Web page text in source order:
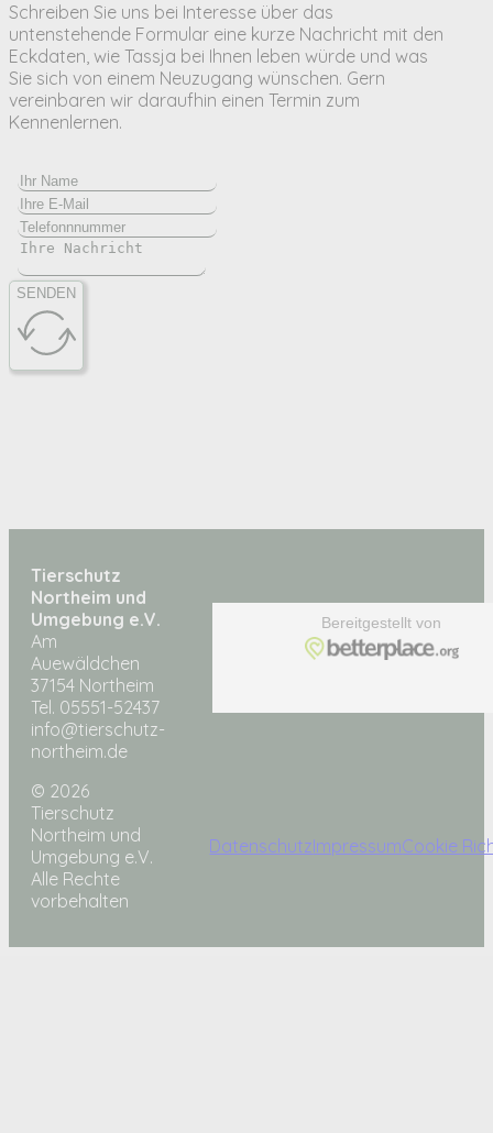
Schreiben Sie uns bei Interesse über das
untenstehende Formular eine kurze Nachricht mit den
Eckdaten, wie Tassja bei Ihnen leben würde und was
Sie sich von einem Neuzugang wünschen. Gern
vereinbaren wir daraufhin einen Termin zum
Kennenlernen.
SENDEN
Tierschutz
Northeim und
Umgebung e.V.
Am
Auewäldchen
37154 Northeim
Tel. 05551-52437
info@tierschutz-
northeim.de
© 2026
Tierschutz
Northeim und
Umgebung e.V.
Alle Rechte
vorbehalten
DatenschutzImpressumCookie